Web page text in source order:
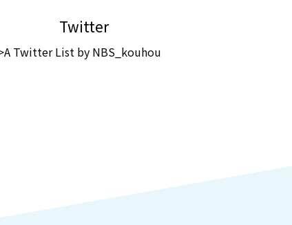
Twitter
Twitter List by NBS_kouhou